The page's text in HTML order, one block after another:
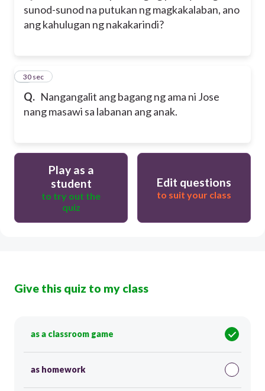
sunod-sunod na putukan ng magkakalaban, ano
ang kahulugan ng nakakarindi?
Q. Nangangalit ang bagang ng ama ni Jose
nang masawi sa labanan ang anak.
5
30 sec
Play as a
student
to try out the
quiz
Edit questions
to suit your class
Give this quiz to my class
as a classroom game
as homework